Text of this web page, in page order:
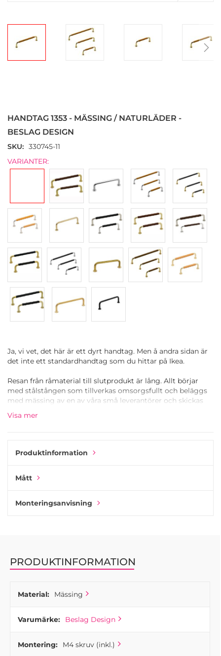
av
bildgalleriet
HANDTAG 1353 - MÄSSING / NATURLÄDER -
BESLAG DESIGN
SKU
330745-11
VARIANTER:
Ja, vi vet, det här är ett dyrt handtag. Men å andra sidan är
det inte ett standardhandtag som du hittar på Ikea.
Resan från råmaterial till slutprodukt är lång. Allt börjar
med stålstången som tillverkas omsorgsfullt och beläggs
med mässing av en av våra små leverantörer och skickas
till en lokal lädertillverkare i Småland. Den belagda
stålstången sveps sedan för hand med naturgarvat svenskt
Det blir inte mycket mer handgjort än så här!
Visa mer
Produktinformation
Mått
Monteringsanvisning
PRODUKTINFORMATION
Material: Mässing
Varumärke: Beslag Design
Montering: M4 skruv (inkl.)